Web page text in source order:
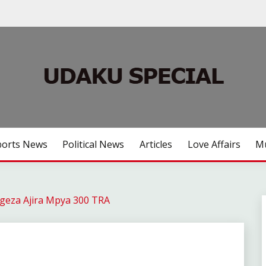
News Political News Articles Love Affairs
Ajira Mpya 300 TRA